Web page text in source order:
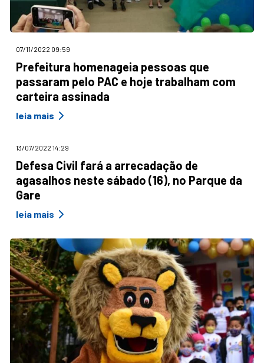
07/11/2022 09:59
Prefeitura homenageia pessoas que
passaram pelo PAC e hoje trabalham com
carteira assinada
leia mais
13/07/2022 14:29
Defesa Civil fará a arrecadação de
agasalhos neste sábado (16), no Parque da
Gare
leia mais